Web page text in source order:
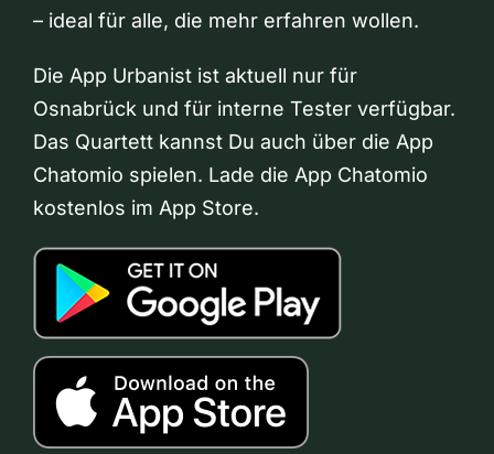
– ideal für alle, die mehr erfahren wollen.
Die App Urbanist ist aktuell nur für
Osnabrück und für interne Tester verfügbar.
Das Quartett kannst Du auch über die App
Chatomio spielen. Lade die App Chatomio
kostenlos im App Store.